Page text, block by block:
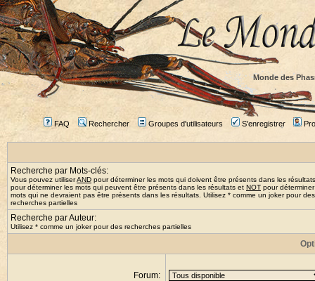
Monde des
FAQ Rechercher Groupes d'utilisateurs S'enregistrer
Recherche par Mots-clés:
Vous pouvez utiliserAND pour déterminer les mots qui doivent être présents dans les
pour déterminer les mots qui peuvent être présents dans les résultats et NOT pour
mots qui ne devraient pas être présents dans les résultats. Utilisez * comme un joker pour des
recherches partielles
Recherche par Auteur:
Utilisez * comme un joker pour des recherches partielles
Forum: